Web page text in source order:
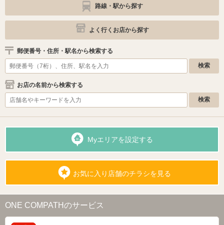
路線・駅から探す
よく行くお店から探す
郵便番号・住所・駅名から検索する
お店の名前から検索する
Myエリアを設定する
お気に入り店舗のチラシを見る
ONE COMPATHのサービス